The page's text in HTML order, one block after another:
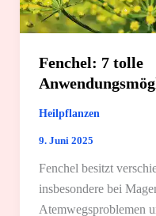
Fenchel: 7 tolle
Heilpflanzen
9. Juni 2025
Fenchel besitzt
insbesondere bei
Atemwegsproblemen